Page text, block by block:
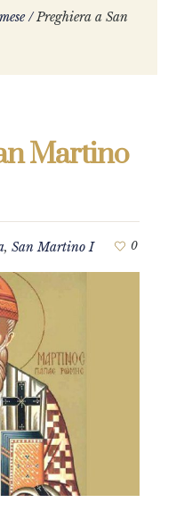
/Preghiera a San
Martino
, San Martino I 0